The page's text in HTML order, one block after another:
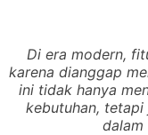
Di era modern,
karena dianggap
ini tidak hanya
kebutuhan,
dalam